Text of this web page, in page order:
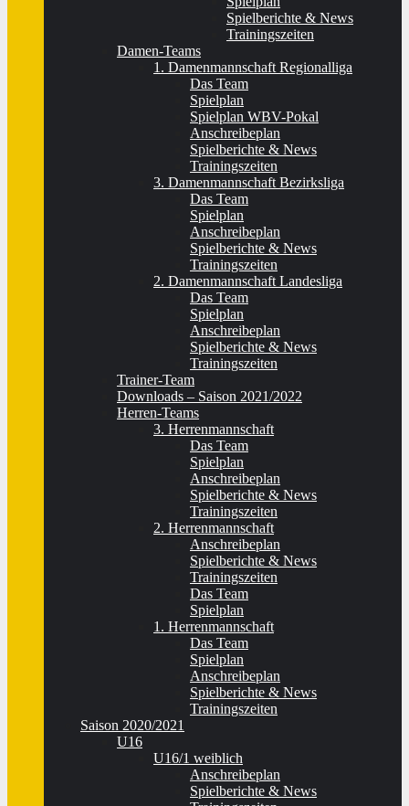
Spielberichte & News
Trainingszeiten
Damen-Teams
1. Damenmannschaft Regionalliga
Das Team
Spielplan
Spielplan WBV-Pokal
Anschreibeplan
Spielberichte & News
Trainingszeiten
3. Damenmannschaft Bezirksliga
Das Team
Spielplan
Anschreibeplan
Spielberichte & News
Trainingszeiten
2. Damenmannschaft Landesliga
Das Team
Spielplan
Anschreibeplan
Spielberichte & News
Trainingszeiten
Trainer-Team
Downloads – Saison 2021/2022
Herren-Teams
3. Herrenmannschaft
Das Team
Spielplan
Anschreibeplan
Spielberichte & News
Trainingszeiten
2. Herrenmannschaft
Anschreibeplan
Spielberichte & News
Trainingszeiten
Das Team
Spielplan
1. Herrenmannschaft
Das Team
Spielplan
Anschreibeplan
Spielberichte & News
Trainingszeiten
Saison 2020/2021
U16
U16/1 weiblich
Anschreibeplan
Spielberichte & News